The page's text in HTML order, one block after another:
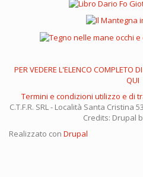
PER VEDERE L'ELENCO COMPLETO
QUI
Termini e condizioni utilizzo e di
C.T.F.R. SRL - Località Santa Cristina
Credits: Drupal
Realizzato con Drupal